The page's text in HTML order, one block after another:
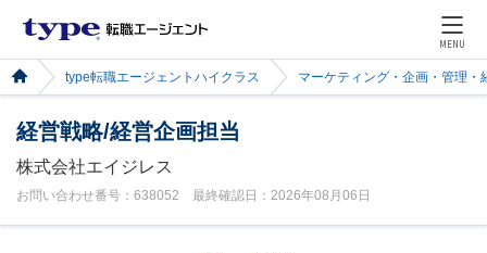
MENU
type転職エージェントハイクラス マーケティング・企画・管理・
経営戦略/経営企画担当
株式会社エイジレス
お問い合わせ番号：638052 最終確認日：2026年08月06日